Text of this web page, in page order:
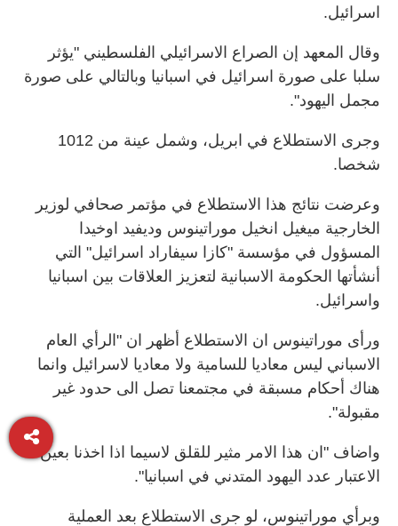
اسرائيل.
وقال المعهد إن الصراع الاسرائيلي الفلسطيني "يؤثر
سلبا على صورة اسرائيل في اسبانيا وبالتالي على صورة
مجمل اليهود".
وجرى الاستطلاع في ابريل، وشمل عينة من 1012
شخصا.
وعرضت نتائج هذا الاستطلاع في مؤتمر صحافي لوزير
الخارجية ميغيل انخيل موراتينوس وديفيد اوخيدا
المسؤول في مؤسسة "كازا سيفاراد اسرائيل" التي
أنشأتها الحكومة الاسبانية لتعزيز العلاقات بين اسبانيا
واسرائيل.
ورأى موراتينوس ان الاستطلاع أظهر ان "الرأي العام
الاسباني ليس معاديا للسامية ولا معاديا لاسرائيل وانما
هناك أحكام مسبقة في مجتمعنا تصل الى حدود غير
مقبولة".
واضاف "ان هذا الامر مثير للقلق لاسيما اذا اخذنا بعين
الاعتبار عدد اليهود المتدني في اسبانيا".
وبرأي موراتينوس، لو جرى الاستطلاع بعد العملية